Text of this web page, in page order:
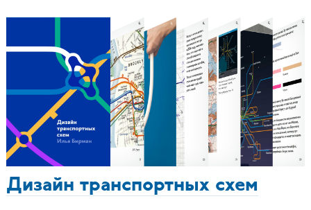
Дизайн транспортных схем